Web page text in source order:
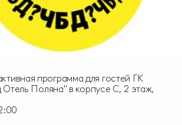
программа для гостей ГК
Отель Поляна" в корпусе С, 2 этаж,